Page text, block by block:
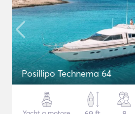
Posillipo Technema 64